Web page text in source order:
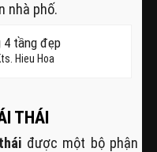
nhà phố.
Hieu Hoa
THÁI
được một bộ phận